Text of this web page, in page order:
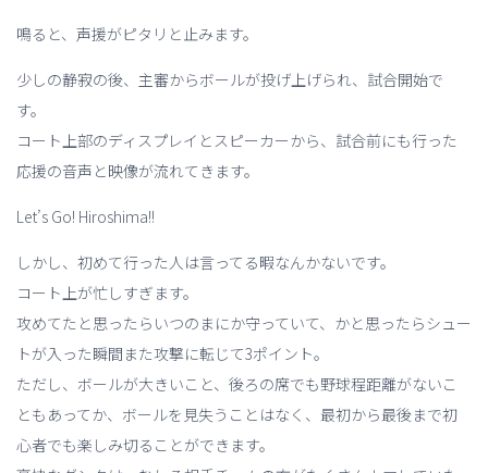
鳴ると、声援がピタリと止みます。
少しの静寂の後、主審からボールが投げ上げられ、試合開始で
す。
コート上部のディスプレイとスピーカーから、試合前にも行った
応援の音声と映像が流れてきます。
Let’s Go! Hiroshima!!
しかし、初めて行った人は言ってる暇なんかないです。
コート上が忙しすぎます。
攻めてたと思ったらいつのまにか守っていて、かと思ったらシュー
トが入った瞬間また攻撃に転じて3ポイント。
ただし、ボールが大きいこと、後ろの席でも野球程距離がないこ
ともあってか、ボールを見失うことはなく、最初から最後まで初
心者でも楽しみ切ることができます。